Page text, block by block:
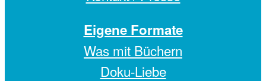
Eigene Formate
Was mit Büchern
Doku-Liebe